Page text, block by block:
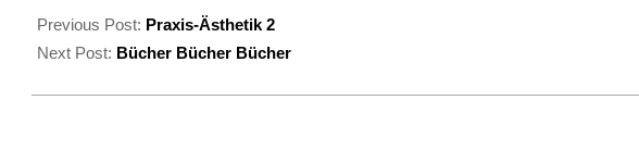
02-
20
Previous Post: Praxis-Ästhetik 2
Next Post: Bücher Bücher Bücher